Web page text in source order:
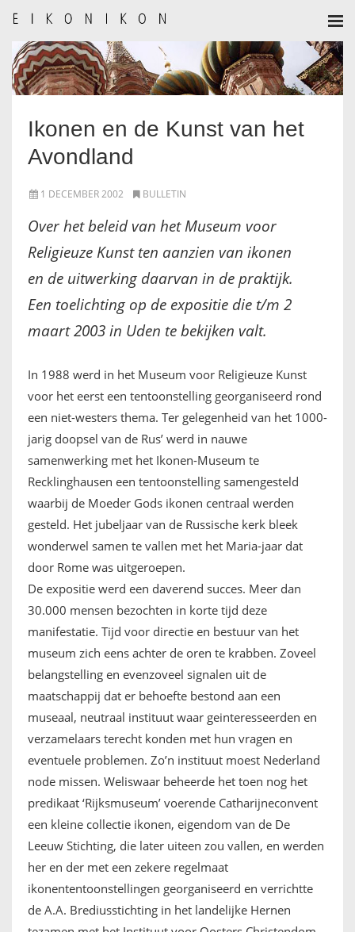
HOME
AANMELDEN
BULLETIN
AUTEURSREGISTER
IKOON GESCHIEDENIS
IKONEN, EEN INTRODUCTIE
OVER DE STICHTING
LEXIKON
LINKS
EXPOSITIES
SCHILDERCURSUSSEN
MATERIALEN
DOEN OF LATEN
ENGLISH
FRANÇAIS
Ikonen en de Kunst van het
Avondland
1 DECEMBER 2002 BULLETIN
Over het beleid van het Museum voor
Religieuze Kunst ten aanzien van ikonen
en de uitwerking daarvan in de praktijk.
Een toelichting op de expositie die t/m 2
maart 2003 in Uden te bekijken valt.
In 1988 werd in het Museum voor Religieuze Kunst
voor het eerst een tentoonstelling georganiseerd rond
een niet-westers thema. Ter gelegenheid van het 1000-
jarig doopsel van de Rus’ werd in nauwe
samenwerking met het Ikonen-Museum te
Recklinghausen een tentoonstelling samengesteld
waarbij de Moeder Gods ikonen centraal werden
gesteld. Het jubeljaar van de Russische kerk bleek
wonderwel samen te vallen met het Maria-jaar dat
door Rome was uitgeroepen.
De expositie werd een daverend succes. Meer dan
30.000 mensen bezochten in korte tijd deze
manifestatie. Tijd voor directie en bestuur van het
museum zich eens achter de oren te krabben. Zoveel
belangstelling en evenzoveel signalen uit de
maatschappij dat er behoefte bestond aan een
museaal, neutraal instituut waar geinteresseerden en
verzamelaars terecht konden met hun vragen en
eventuele problemen. Zo’n instituut moest Nederland
node missen. Weliswaar beheerde het toen nog het
predikaat ‘Rijksmuseum’ voerende Catharijneconvent
een kleine collectie ikonen, eigendom van de De
Leeuw Stichting, die later uiteen zou vallen, en werden
her en der met een zekere regelmaat
ikonententoonstellingen georganiseerd en verrichtte
de A.A. Brediusstichting in het landelijke Hernen